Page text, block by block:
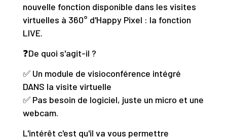
nouvelle fonction disponible dans les visites
virtuelles à 360° d'Happy Pixel : la fonction
LIVE.
❓De quoi s'agit-il ?
✅ Un module de visioconférence intégré
DANS la visite virtuelle
✅ Pas besoin de logiciel, juste un micro et une
webcam.
L'intérêt c'est qu'il va vous permettre